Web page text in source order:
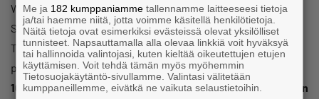
WTF Design Oy, opiskelija ja startup-yrittäjäJenna Säävälä
Sketcher, tilitoimistopalveluiden johtajaMarjut Kärnä
Talenom, yrittäjäJesse MattsonKonttivuokraus Oy ja
pankinjohtaja Sami HeikkiläPohjolan OP.
10.00 – 10.30 Yhteiskuva, verkostoituminen ja tutustuminen
Me ja 182 kumppaniamme tallennamme laitteeseesi tietoja
ja/tai haemme niitä, jotta voimme käsitellä henkilötietoja.
Näitä tietoja ovat esimerkiksi evästeissä olevat yksilölliset
tunnisteet. Napsauttamalla alla olevaa linkkiä voit hyväksyä
tai hallinnoida valintojasi, kuten kieltää oikeutettujen etujen
käyttämisen. Voit tehdä tämän myös myöhemmin
Tietosuojakäytäntö-sivullamme. Valintasi välitetään
kumppaneillemme, eivätkä ne vaikuta selaustietoihin.